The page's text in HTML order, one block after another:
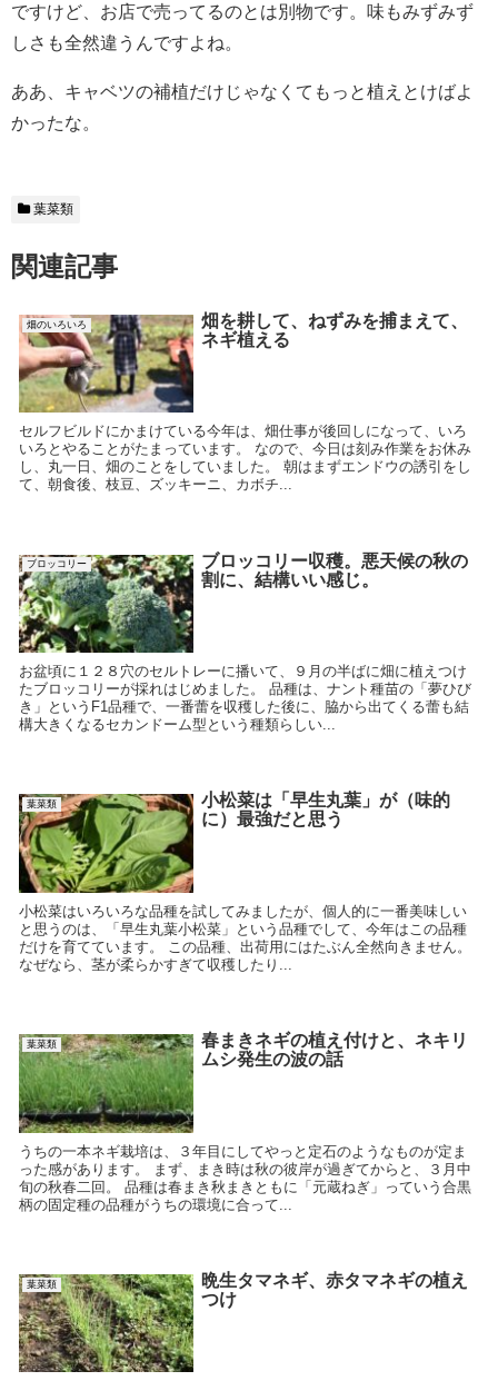
ですけど、お店で売ってるのとは別物です。味もみずみず
しさも全然違うんですよね。
ああ、キャベツの補植だけじゃなくてもっと植えとけばよ
かったな。
葉菜類
関連記事
畑のいろいろ
畑を耕して、ねずみを捕まえて、
ネギ植える
セルフビルドにかまけている今年は、畑仕事が後回しになって、いろ
いろとやることがたまっています。 なので、今日は刻み作業をお休み
し、丸一日、畑のことをしていました。 朝はまずエンドウの誘引をし
て、朝食後、枝豆、ズッキーニ、カボチ...
ブロッコリー
ブロッコリー収穫。悪天候の秋の
割に、結構いい感じ。
お盆頃に１２８穴のセルトレーに播いて、９月の半ばに畑に植えつけ
たブロッコリーが採れはじめました。 品種は、ナント種苗の「夢ひび
き」というF1品種で、一番蕾を収穫した後に、脇から出てくる蕾も結
構大きくなるセカンドーム型という種類らしい...
葉菜類
小松菜は「早生丸葉」が（味的
に）最強だと思う
小松菜はいろいろな品種を試してみましたが、個人的に一番美味しい
と思うのは、「早生丸葉小松菜」という品種でして、今年はこの品種
だけを育てています。 この品種、出荷用にはたぶん全然向きません。
なぜなら、茎が柔らかすぎて収穫したり...
葉菜類
春まきネギの植え付けと、ネキリ
ムシ発生の波の話
うちの一本ネギ栽培は、３年目にしてやっと定石のようなものが定ま
った感があります。 まず、まき時は秋の彼岸が過ぎてからと、３月中
旬の秋春二回。 品種は春まき秋まきともに「元蔵ねぎ」っていう合黒
柄の固定種の品種がうちの環境に合って...
葉菜類
晩生タマネギ、赤タマネギの植え
つけ